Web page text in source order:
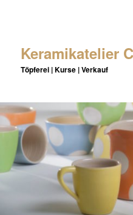
Keramikatelier
Töpferei | Kurse | Verkauf